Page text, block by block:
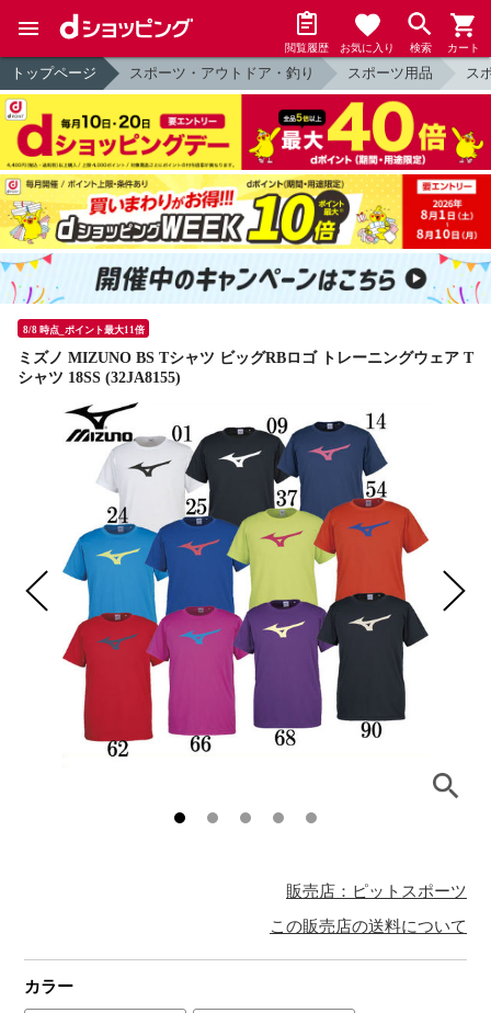
閲覧履歴 お気に入り 検索 カート
トップページ スポーツ・アウトドア・釣り スポーツ用品 ス
8/8 時点_ポイント最大11倍
ミズノ MIZUNO BS Tシャツ ビッグRBロゴ トレーニングウェア T
シャツ 18SS (32JA8155)
販売店：ピットスポーツ
この販売店の送料について
カラー